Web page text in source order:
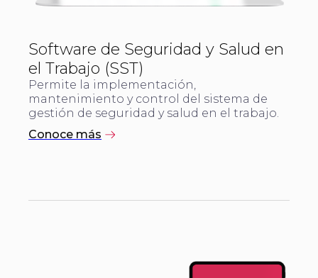
Software de Seguridad y Salud en
el Trabajo (SST)
Permite la implementación,
mantenimiento y control del sistema de
gestión de seguridad y salud en el trabajo.
Conoce más